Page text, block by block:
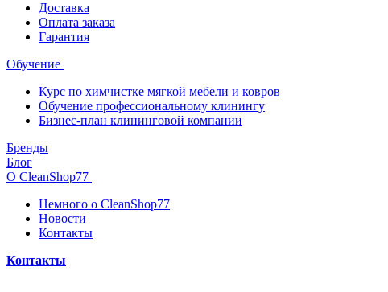
Доставка
Оплата заказа
Гарантия
Обучение
Курс по химчистке мягкой мебели и ковров
Обучение профессиональному клинингу
Бизнес-план клининговой компании
Бренды
Блог
О CleanShop77
Немного о CleanShop77
Новости
Контакты
Контакты